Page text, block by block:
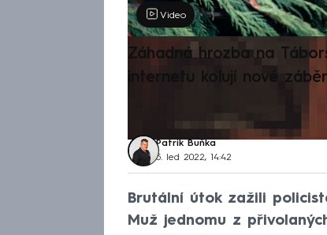
Video
Záhadná hrozba na
internetu kolují nové
Patrik Buňka
5. led 2022, 14:42
Brutální útok zažili
Muž jednomu z